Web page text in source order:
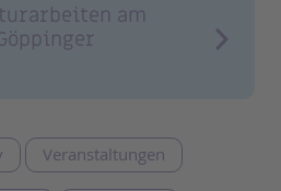
am
Veranstaltungen